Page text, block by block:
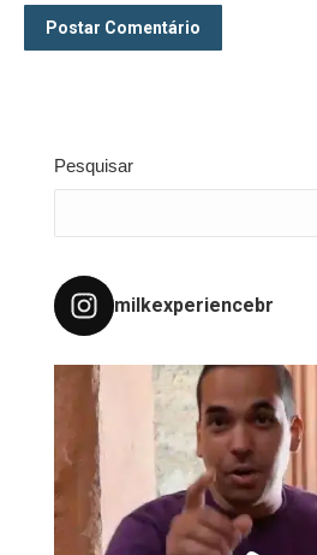
Postar Comentário
Pesquisar
milkexperiencebr